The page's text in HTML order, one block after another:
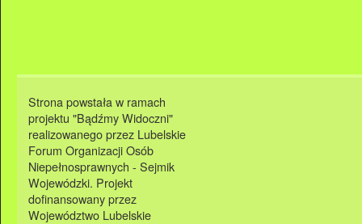
Strona powstała w ramach
projektu "Bądźmy Widoczni"
realizowanego przez Lubelskie
Forum Organizacji Osób
Niepełnosprawnych - Sejmik
Wojewódzki. Projekt
dofinansowany przez
Województwo Lubelskie